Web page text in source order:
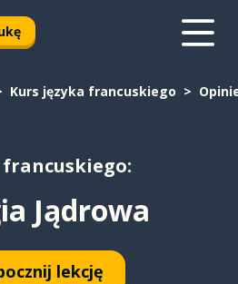
Kurs języka francuskiego
francuskiego:
Jądrowa
lekcję